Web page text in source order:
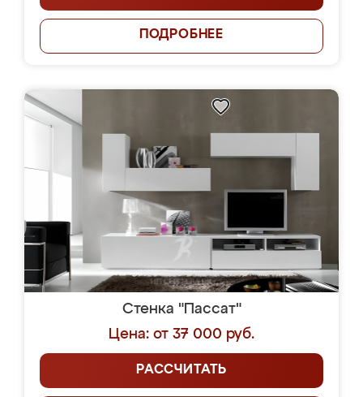
ПОДРОБНЕЕ
Стенка "Пассат"
Цена: от 37 000 руб.
РАССЧИТАТЬ